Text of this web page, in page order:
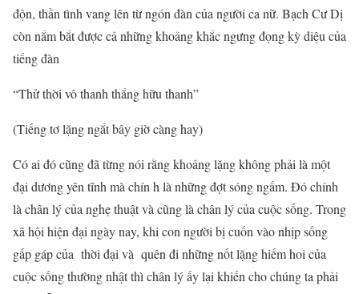
độn, thần tình vang lên từ ngón đàn của người ca nữ. Bạch Cư Dị
còn nắm bắt được cả những khoảng khắc ngưng đọng kỳ diệu của
tiếng đàn
“Thử thời vô thanh thắng hữu thanh”
(Tiếng tơ lặng ngắt bây giờ càng hay)
Có ai đó cũng đã từng nói rằng khoảng lặng không phải là một
đại dương yên tĩnh mà chín h là những đợt sóng ngấm. Đó chính
là chân lý của nghẹ thuật và cũng là chân lý của cuộc sống. Trong
xã hội hiện đại ngày nay, khi con người bị cuốn vào nhịp sống
gấp gáp của thời đại và quên đi những nốt lặng hiếm hoi của
cuộc sống thường nhật thì chân lý ấy lại khiến cho chúng ta phải